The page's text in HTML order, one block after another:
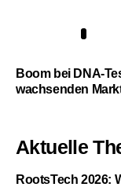
Boom bei DNA-
wachsenden
Aktuelle
RootsTech 2026: